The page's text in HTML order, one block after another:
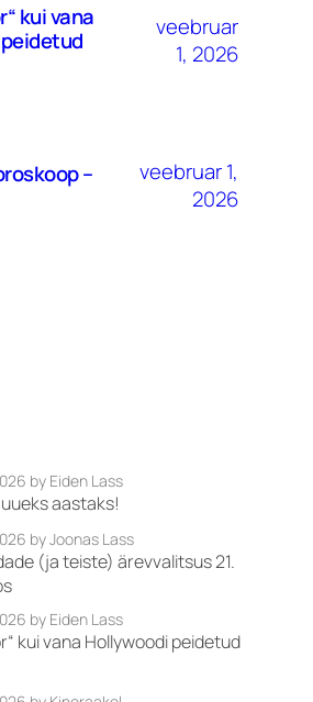
kui vana
veebruar
1, 2026
–
veebruar 1,
2026
by Eiden Lass
aastaks!
by Joonas Lass
(ja teiste) ärevvalitsus 21.
by Eiden Lass
kui vana Hollywoodi peidetud